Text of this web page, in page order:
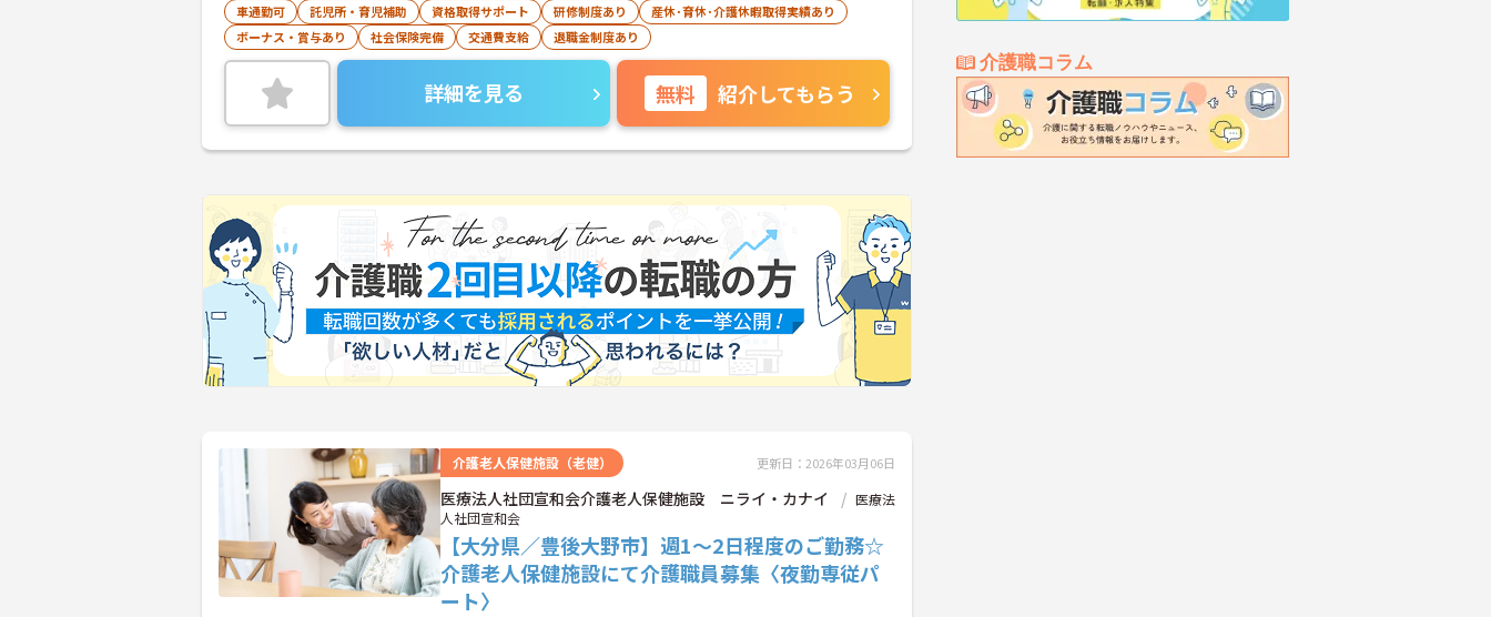
介護職コラム
車通勤可 託児所・育児補助 資格取得サポート 研修制度あり
産休･育休･介護休暇取得実績あり
ボーナス・賞与あり
社会保険完備 交通費支給 退職金制度あり
詳細を見る 無料 紹介してもらう
介護老人保健施設（老健） 更新日：2026年03月06日
医療法人社団宣和会介護老人保健施設 ニライ・カナイ
医療法
人社団宣和会
【大分県／豊後大野市】週1～2日程度のご勤務☆
介護老人保健施設にて介護職員募集〈夜勤専従パ
ート〉